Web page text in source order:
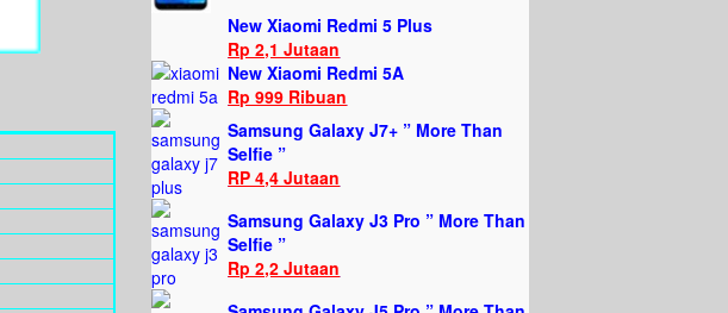
New Xiaomi Redmi 5 Plus
Rp 2,1 Jutaan
New Xiaomi Redmi 5A
Rp 999 Ribuan
Samsung Galaxy J7+ ” More Than
Selfie ”
RP 4,4 Jutaan
Samsung Galaxy J3 Pro ” More Than
Selfie ”
Rp 2,2 Jutaan